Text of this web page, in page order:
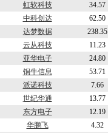
虹软科技 34.57
中科创达 62.50
达梦数据 238.35
云从科技 11.23
亚华电子 24.80
铜牛信息 53.71
派诺科技 7.66
世纪华通 13.77
东方电子 12.19
华鹏飞 4.32